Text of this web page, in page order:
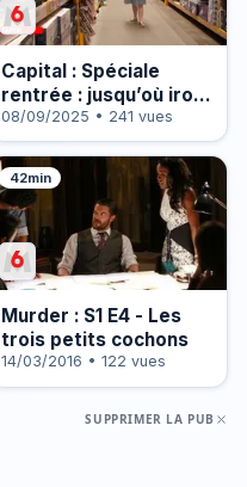
Capital : Spéciale
rentrée : jusqu’où iront
les nouveaux casseurs
de prix ?
08/09/2025 • 241 vues
42min
Murder : S1 E4 - Les
trois petits cochons
14/03/2016 • 122 vues
SUPPRIMER LA PUB